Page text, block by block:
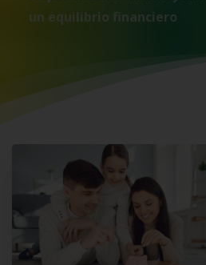
un equilibrio financiero